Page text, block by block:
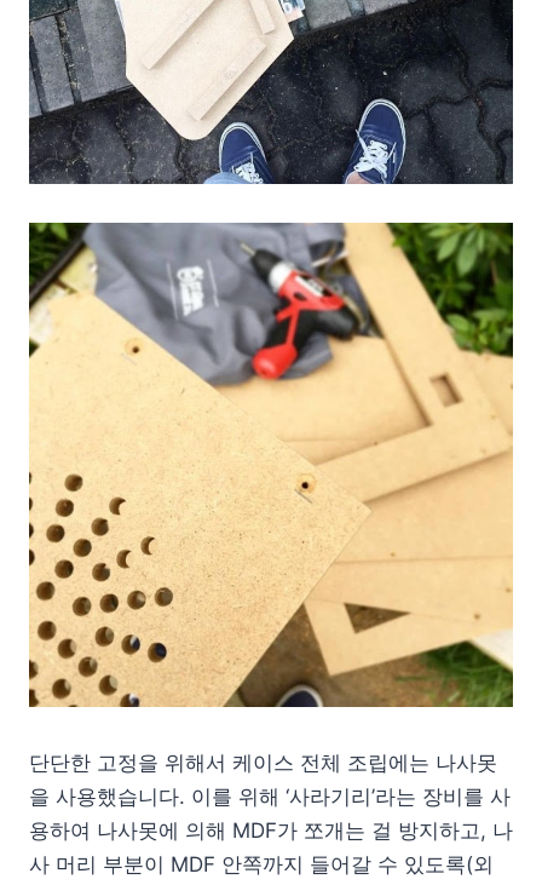
단단한 고정을 위해서 케이스 전체 조립에는 나사못
을 사용했습니다. 이를 위해 ‘사라기리’라는 장비를 사
용하여 나사못에 의해 MDF가 쪼개는 걸 방지하고, 나
사 머리 부분이 MDF 안쪽까지 들어갈 수 있도록(외